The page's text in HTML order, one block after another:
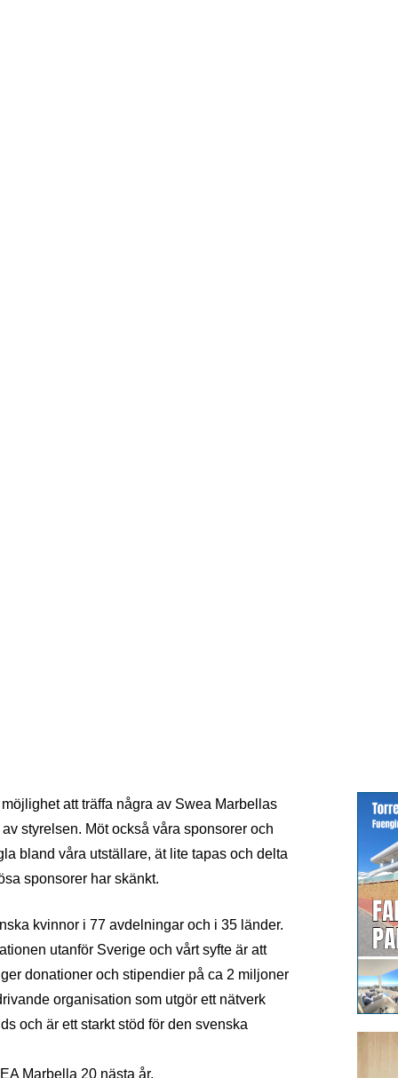
att träffa några av Swea Marbellas
styrelsen. Möt också våra sponsorer och
bland våra utställare, ät lite tapas och delta
sponsorer har skänkt.
kvinnor i 77 avdelningar och i 35 länder.
utanför Sverige och vårt syfte är att
donationer och stipendier på ca 2 miljoner
organisation som utgör ett nätverk
och är ett starkt stöd för den svenska
Marbella 20 nästa år.